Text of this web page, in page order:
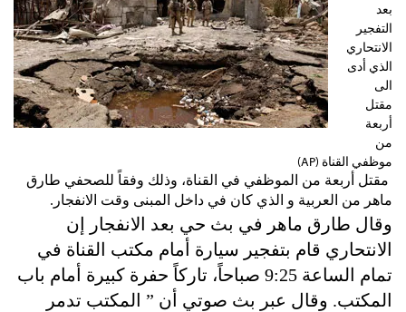
بعد
التفجير
الانتحاري
الذي أدى
الى
مقتل
أربعة
من
موظفي القناة (AP)
مقتل أربعة من الموظفي في القناة، وذلك وفقاً للصحفي طارق
ماهر من العربية و الذي كان في داخل المبنى وقت الانفجار.
وقال طارق ماهر في بث حي بعد الانفجار إن
الانتحاري قام بتفجير سيارة أمام مكتب القناة في
تمام الساعة 9:25 صباحاً، تاركاً حفرة كبيرة أمام باب
المكتب. وقال عبر بث صوتي أن ” المكتب تدمر